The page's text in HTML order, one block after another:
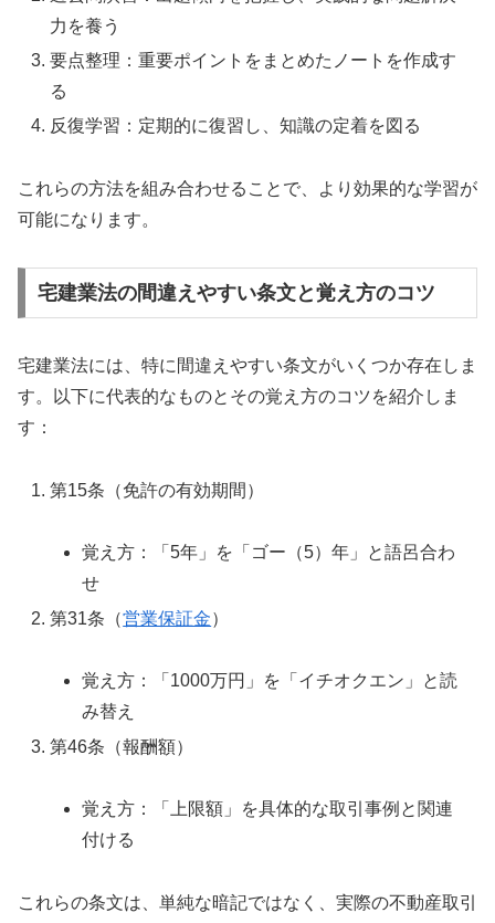
力を養う
要点整理：重要ポイントをまとめたノートを作成す
る
反復学習：定期的に復習し、知識の定着を図る
これらの方法を組み合わせることで、より効果的な学習が
可能になります。
宅建業法の間違えやすい条文と覚え方のコツ
宅建業法には、特に間違えやすい条文がいくつか存在しま
す。以下に代表的なものとその覚え方のコツを紹介しま
す：
第15条（免許の有効期間）
覚え方：「5年」を「ゴー（5）年」と語呂合わ
せ
第31条（営業保証金）
覚え方：「1000万円」を「イチオクエン」と読
み替え
第46条（報酬額）
覚え方：「上限額」を具体的な取引事例と関連
付ける
これらの条文は、単純な暗記ではなく、実際の不動産取引